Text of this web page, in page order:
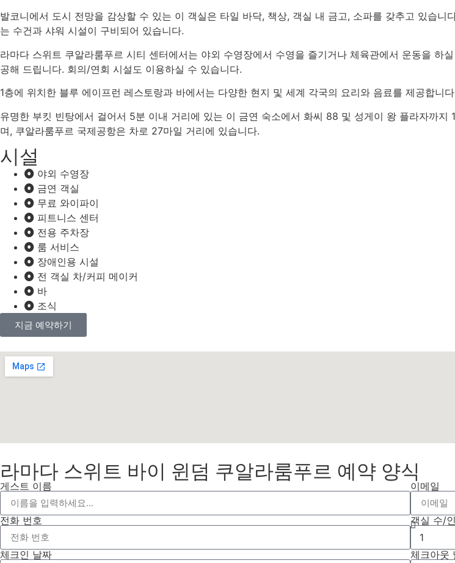
발코니에서 도시 전망을 감상할 수 있는 이 객실은 타일 바닥, 책상, 객실 내 금고, 소파를 갖추고 있습
는 수건과 샤워 시설이 구비되어 있습니다.
라마다 스위트 쿠알라룸푸르 시티 센터에서는 야외 수영장에서 수영을 즐기거나 체육관에서 운동을
공해 드립니다. 회의/연회 시설도 이용하실 수 있습니다.
1층에 위치한 블루 에이프런 레스토랑과 바에서는 다양한 현지 및 세계 각국의 요리와 음료를 제공합니
유명한 부킷 빈탕에서 걸어서 5분 이내 거리에 있는 이 금연 숙소에서 화씨 88 및 성게이 왕 플라자까
며, 쿠알라룸푸르 국제공항은 차로 27마일 거리에 있습니다.
시설
야외 수영장
금연 객실
무료 와이파이
피트니스 센터
전용 주차장
룸 서비스
장애인용 시설
전 객실 차/커피 메이커
바
조식
지금 예약하기
라마다 스위트 바이 윈덤 쿠알라룸푸르 예약 양식
게스트 이름 이메일
전화 번호 객실 수/
체크인 날짜 체크아웃